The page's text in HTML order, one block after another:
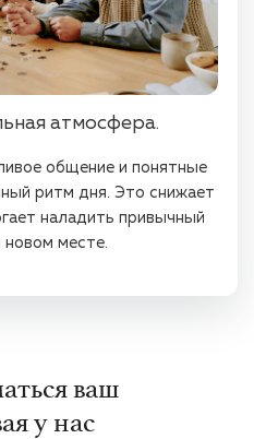
атмосфера.
общение и понятные
ритм дня. Это снижает
наладить привычный
месте.
ваш
у нас